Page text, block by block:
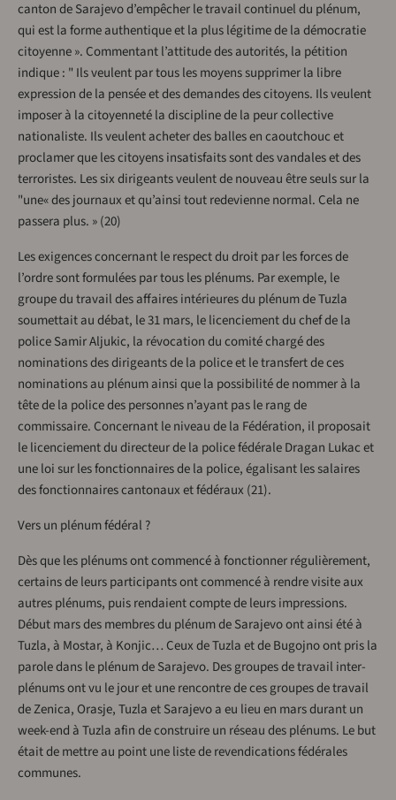
canton de Sarajevo d’empêcher le travail continuel du plénum,
qui est la forme authentique et la plus légitime de la démocratie
citoyenne ». Commentant l’attitude des autorités, la pétition
indique : " Ils veulent par tous les moyens supprimer la libre
expression de la pensée et des demandes des citoyens. Ils veulent
imposer à la citoyenneté la discipline de la peur collective
nationaliste. Ils veulent acheter des balles en caoutchouc et
proclamer que les citoyens insatisfaits sont des vandales et des
terroristes. Les six dirigeants veulent de nouveau être seuls sur la
"une« des journaux et qu’ainsi tout redevienne normal. Cela ne
passera plus. » (20)
Les exigences concernant le respect du droit par les forces de
l’ordre sont formulées par tous les plénums. Par exemple, le
groupe du travail des affaires intérieures du plénum de Tuzla
soumettait au débat, le 31 mars, le licenciement du chef de la
police Samir Aljukic, la révocation du comité chargé des
nominations des dirigeants de la police et le transfert de ces
nominations au plénum ainsi que la possibilité de nommer à la
tête de la police des personnes n’ayant pas le rang de
commissaire. Concernant le niveau de la Fédération, il proposait
le licenciement du directeur de la police fédérale Dragan Lukac et
une loi sur les fonctionnaires de la police, égalisant les salaires
des fonctionnaires cantonaux et fédéraux (21).
Vers un plénum fédéral ?
Dès que les plénums ont commencé à fonctionner régulièrement,
certains de leurs participants ont commencé à rendre visite aux
autres plénums, puis rendaient compte de leurs impressions.
Début mars des membres du plénum de Sarajevo ont ainsi été à
Tuzla, à Mostar, à Konjic… Ceux de Tuzla et de Bugojno ont pris la
parole dans le plénum de Sarajevo. Des groupes de travail inter-
plénums ont vu le jour et une rencontre de ces groupes de travail
de Zenica, Orasje, Tuzla et Sarajevo a eu lieu en mars durant un
week-end à Tuzla afin de construire un réseau des plénums. Le but
était de mettre au point une liste de revendications fédérales
communes.